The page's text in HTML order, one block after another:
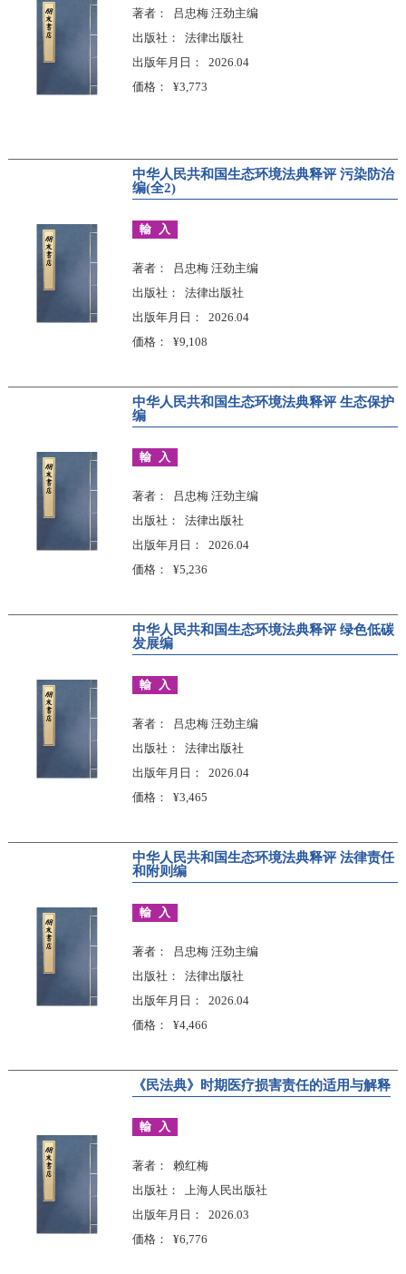
著者
吕忠梅 汪劲主编
出版社
法律出版社
出版年月日
2026.04
価格
¥3,773
中华人民共和国生态环境法典释评 污染防治
编(全2)
輸入
著者
吕忠梅 汪劲主编
出版社
法律出版社
出版年月日
2026.04
価格
¥9,108
中华人民共和国生态环境法典释评 生态保护
编
輸入
著者
吕忠梅 汪劲主编
出版社
法律出版社
出版年月日
2026.04
価格
¥5,236
中华人民共和国生态环境法典释评 绿色低碳
发展编
輸入
著者
吕忠梅 汪劲主编
出版社
法律出版社
出版年月日
2026.04
価格
¥3,465
中华人民共和国生态环境法典释评 法律责任
和附则编
輸入
著者
吕忠梅 汪劲主编
出版社
法律出版社
出版年月日
2026.04
価格
¥4,466
《民法典》时期医疗损害责任的适用与解释
輸入
著者
赖红梅
出版社
上海人民出版社
出版年月日
2026.03
価格
¥6,776